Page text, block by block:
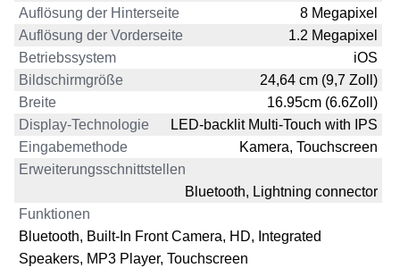
Auflösung der Hinterseite
8 Megapixel
Auflösung der Vorderseite
1.2 Megapixel
Betriebssystem
iOS
Bildschirmgröße
24,64 cm (9,7 Zoll)
Breite
16.95cm (6.6Zoll)
Display-Technologie
LED-backlit Multi-Touch with IPS
Eingabemethode
Kamera, Touchscreen
Erweiterungsschnittstellen
Bluetooth, Lightning connector
Funktionen
Bluetooth, Built-In Front Camera, HD, Integrated
Speakers, MP3 Player, Touchscreen